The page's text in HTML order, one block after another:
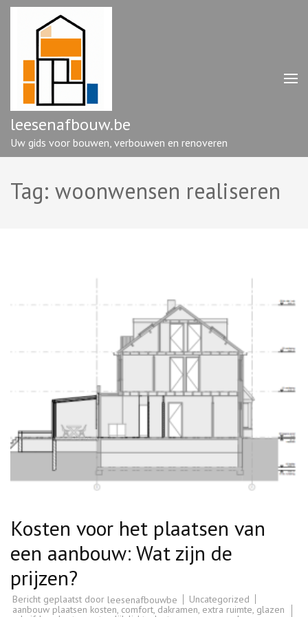
Ga
enter)
leesenafbouw.be
Uw gids voor bouwen, verbouwen en renoveren
Tag: woonwensen realiseren
Kosten voor het plaatsen van
een aanbouw: Wat zijn de
prijzen?
Bericht geplaatst door leesenafbouwbe
Uncategorized
aanbouw plaatsen kosten, comfort, dakramen, extra ruimte, glazen